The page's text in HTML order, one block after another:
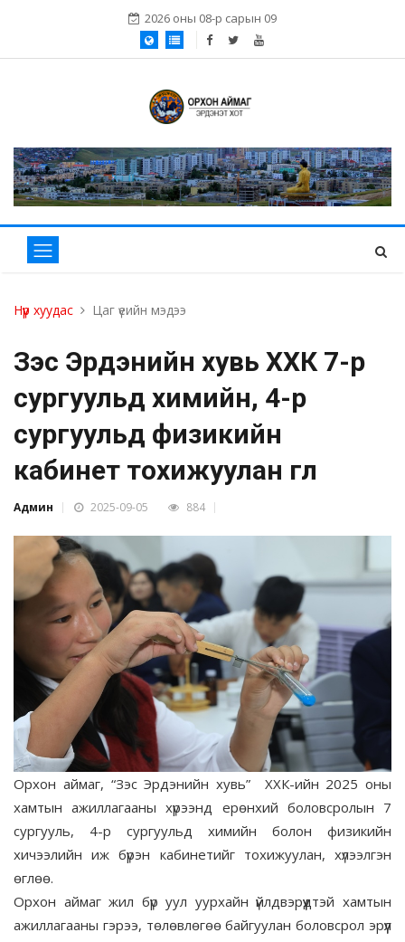
2026 оны 08-р сарын 09
Нүүр хуудас Цаг үеийн мэдээ
Зэс Эрдэнийн хувь ХХК 7-р
сургуульд химийн, 4-р
сургуульд физикийн
кабинет тохижуулан өглөө
Админ 2025-09-05 884
Орхон аймаг, “Зэс Эрдэнийн хувь” ХХК-ийн 2025 оны
хамтын ажиллагааны хүрээнд ерөнхий боловсролын 7
сургууль, 4-р сургуульд химийн болон физикийн
хичээлийн иж бүрэн кабинетийг тохижуулан, хүлээлгэн
өглөө.
Орхон аймаг жил бүр уул уурхайн үйлдвэрүүдтэй хамтын
ажиллагааны гэрээ, төлөвлөгөө байгуулан боловсрол эрүүл